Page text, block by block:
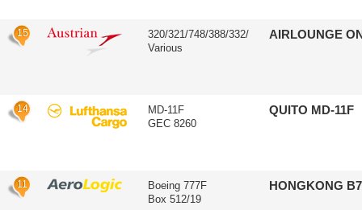
15
320/321/748/388/332/
Various
AIRLOUNGE
14
MD-11F
GEC 8260
QUITO MD-11F
11
Boeing 777F
Box 512/19
HONGKONG